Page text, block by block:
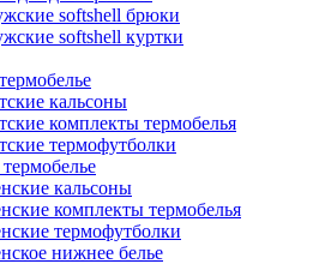
softshell брюки
softshell куртки
кальсоны
комплекты термобелья
термофутболки
кальсоны
комплекты термобелья
термофутболки
нижнее белье